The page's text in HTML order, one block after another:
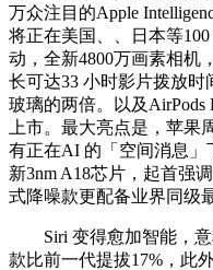
万众注目的Apple
将正在美国、、日本等
动，全新4800万画素相机
长可达33 小时影片拨放
玻璃的两倍。以及
上市。最大亮点是，苹果
有正在AI 的「空间消息」
新3nm A18芯片，起首强
式降噪款更配备业界同级
Siri 变得愈加智能，意
款比前一代提拔17%，此